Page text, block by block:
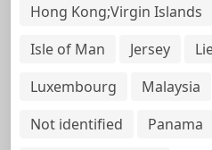
Hong Kong;Virgin Islands
Isle of Man
Jersey
Luxembourg
Malaysia
Not identified
Panama